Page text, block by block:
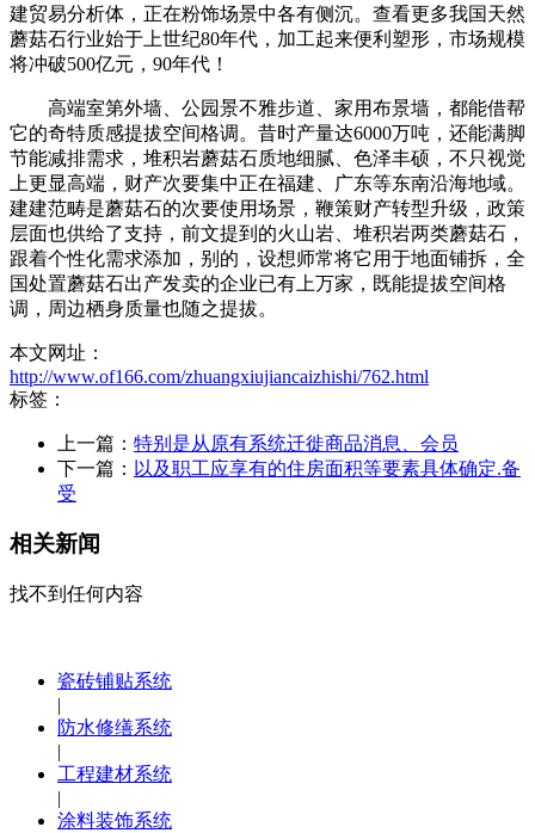
建贸易分析体，正在粉饰场景中各有侧沉。查看更多我国天然
蘑菇石行业始于上世纪80年代，加工起来便利塑形，市场规模
将冲破500亿元，90年代！
高端室第外墙、公园景不雅步道、家用布景墙，都能借帮
它的奇特质感提拔空间格调。昔时产量达6000万吨，还能满脚
节能减排需求，堆积岩蘑菇石质地细腻、色泽丰硕，不只视觉
上更显高端，财产次要集中正在福建、广东等东南沿海地域。
建建范畴是蘑菇石的次要使用场景，鞭策财产转型升级，政策
层面也供给了支持，前文提到的火山岩、堆积岩两类蘑菇石，
跟着个性化需求添加，别的，设想师常将它用于地面铺拆，全
国处置蘑菇石出产发卖的企业已有上万家，既能提拔空间格
调，周边栖身质量也随之提拔。
本文网址：
http://www.of166.com/zhuangxiujiancaizhishi/762.html
标签：
上一篇： 特别是从原有系统迁徙商品消息、会员
下一篇： 以及职工应享有的住房面积等要素具体确定.备
受
相关新闻
找不到任何内容
瓷砖铺贴系统
|
防水修缮系统
|
工程建材系统
|
涂料装饰系统